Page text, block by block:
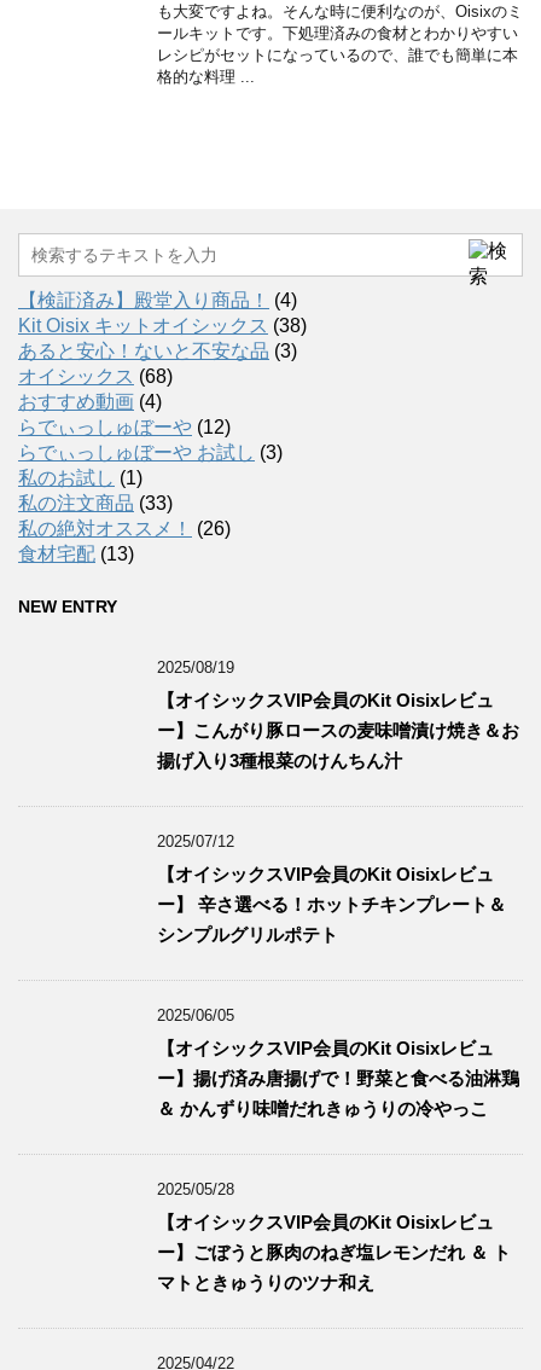
も大変ですよね。そんな時に便利なのが、Oisixのミ
ールキットです。下処理済みの食材とわかりやすい
レシピがセットになっているので、誰でも簡単に本
格的な料理 ...
【検証済み】殿堂入り商品！
(4)
Kit Oisix キットオイシックス (38)
あると安心！ないと不安な品 (3)
オイシックス (68)
おすすめ動画 (4)
らでぃっしゅぼーや (12)
らでぃっしゅぼーや お試し (3)
私のお試し (1)
私の注文商品 (33)
私の絶対オススメ！
(26)
食材宅配 (13)
NEW ENTRY
2025/08/19
【オイシックスVIP会員のKit Oisixレビュ
ー】こんがり豚ロースの麦味噌漬け焼き＆お
揚げ入り3種根菜のけんちん汁
2025/07/12
【オイシックスVIP会員のKit Oisixレビュ
ー】 辛さ選べる！ホットチキンプレート＆
シンプルグリルポテト
2025/06/05
【オイシックスVIP会員のKit Oisixレビュ
ー】揚げ済み唐揚げで！野菜と食べる油淋鶏
＆ かんずり味噌だれきゅうりの冷やっこ
2025/05/28
【オイシックスVIP会員のKit Oisixレビュ
ー】ごぼうと豚肉のねぎ塩レモンだれ ＆ ト
マトときゅうりのツナ和え
2025/04/22